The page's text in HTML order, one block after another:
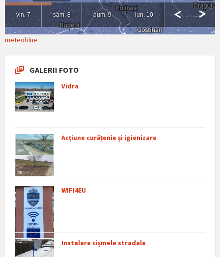
meteoblue
GALERII FOTO
Vidra
Acțiune curățenie și igienizare
WIFI4EU
Instalare cișmele stradale